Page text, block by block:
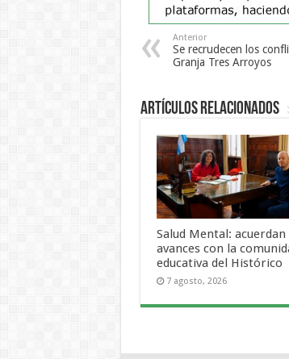
Anterior
Se recrudecen los
Granja Tres Arroyos
Artículos Relacionados
Salud Mental: acuerdan
avances con la
educativa del Histórico
7 agosto, 2026